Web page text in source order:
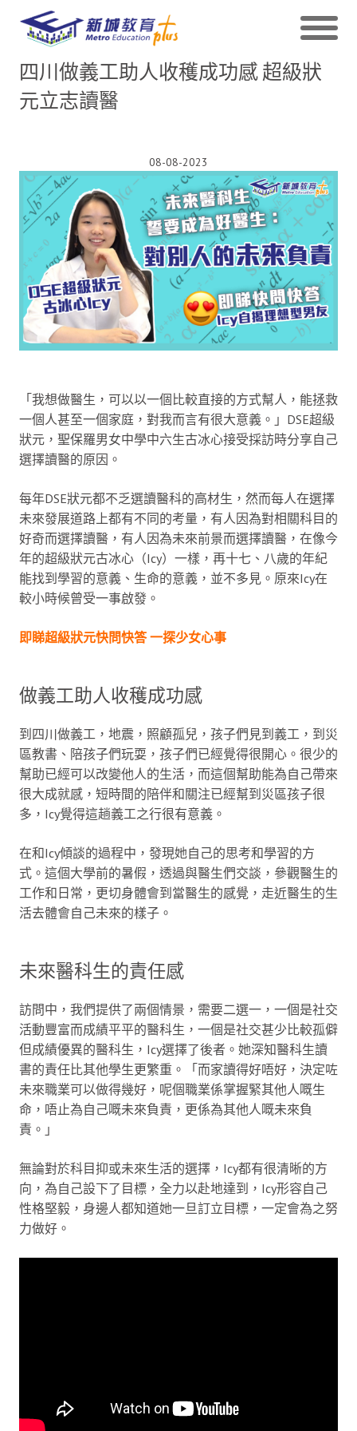
四川做義工助人收穫成功感 超級狀
元立志讀醫
08-08-2023
「我想做醫生，可以以一個比較直接的方式幫人，能拯救
一個人甚至一個家庭，對我而言有很大意義。」DSE超級
狀元，聖保羅男女中學中六生古冰心接受採訪時分享自己
選擇讀醫的原因。
每年DSE狀元都不乏選讀醫科的高材生，然而每人在選擇
未來發展道路上都有不同的考量，有人因為對相關科目的
好奇而選擇讀醫，有人因為未來前景而選擇讀醫，在像今
年的超級狀元古冰心（Icy）一樣，再十七、八歲的年紀
能找到學習的意義、生命的意義，並不多見。原來Icy在
較小時候曾受一事啟發。
即睇超級狀元快問快答 一探少女心事
做義工助人收穫成功感
到四川做義工，地震，照顧孤兒，孩子們見到義工，到災
區教書、陪孩子們玩耍，孩子們已經覺得很開心。很少的
幫助已經可以改變他人的生活，而這個幫助能為自己帶來
很大成就感，短時間的陪伴和關注已經幫到災區孩子很
多，Icy覺得這趟義工之行很有意義。
在和Icy傾談的過程中，發現她自己的思考和學習的方
式。這個大學前的暑假，透過與醫生們交談，參觀醫生的
工作和日常，更切身體會到當醫生的感覺，走近醫生的生
活去體會自己未來的樣子。
未來醫科生的責任感
訪問中，我們提供了兩個情景，需要二選一，一個是社交
活動豐富而成績平平的醫科生，一個是社交甚少比較孤僻
但成績優異的醫科生，Icy選擇了後者。她深知醫科生讀
書的責任比其他學生更繁重。「而家讀得好唔好，決定咗
未來職業可以做得幾好，呢個職業係掌握緊其他人嘅生
命，唔止為自己嘅未來負責，更係為其他人嘅未來負
責。」
無論對於科目抑或未來生活的選擇，Icy都有很清晰的方
向，為自己設下了目標，全力以赴地達到，Icy形容自己
性格堅毅，身邊人都知道她一旦訂立目標，一定會為之努
力做好。